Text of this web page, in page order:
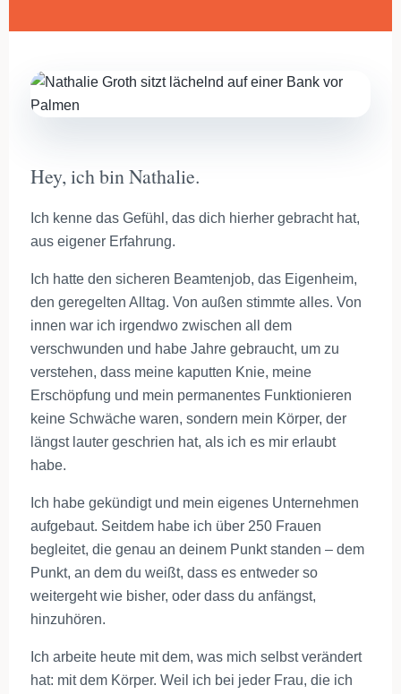
Hey, ich bin Nathalie.
Ich kenne das Gefühl, das dich hierher gebracht hat,
aus eigener Erfahrung.
Ich hatte den sicheren Beamtenjob, das Eigenheim,
den geregelten Alltag. Von außen stimmte alles. Von
innen war ich irgendwo zwischen all dem
verschwunden und habe Jahre gebraucht, um zu
verstehen, dass meine kaputten Knie, meine
Erschöpfung und mein permanentes Funktionieren
keine Schwäche waren, sondern mein Körper, der
längst lauter geschrien hat, als ich es mir erlaubt
habe.
Ich habe gekündigt und mein eigenes Unternehmen
aufgebaut. Seitdem habe ich über 250 Frauen
begleitet, die genau an deinem Punkt standen – dem
Punkt, an dem du weißt, dass es entweder so
weitergeht wie bisher, oder dass du anfängst,
hinzuhören.
Ich arbeite heute mit dem, was mich selbst verändert
hat: mit dem Körper. Weil ich bei jeder Frau, die ich